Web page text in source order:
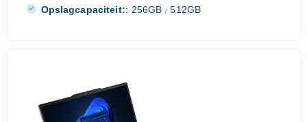
Opslagcapaciteit:: 256GB/ 512GB